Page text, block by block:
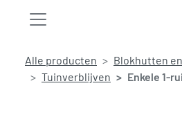
Menu openen/sluiten
Alle producten
Blokhutten
Tuinverblijven
Enkele 1-